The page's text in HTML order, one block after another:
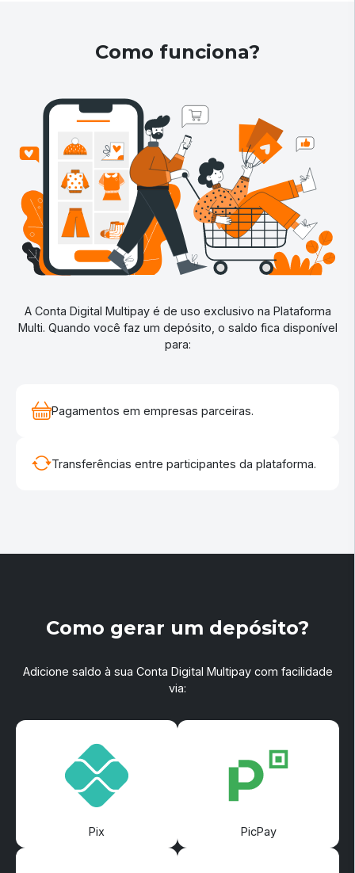
Como funciona?
A Conta Digital Multipay é de uso exclusivo na Plataforma
Multi. Quando você faz um depósito, o saldo fica disponível
para:
Pagamentos em empresas parceiras.
Transferências entre participantes da plataforma.
Como gerar um depósito?
Adicione saldo à sua Conta Digital Multipay com facilidade
via:
Pix PicPay